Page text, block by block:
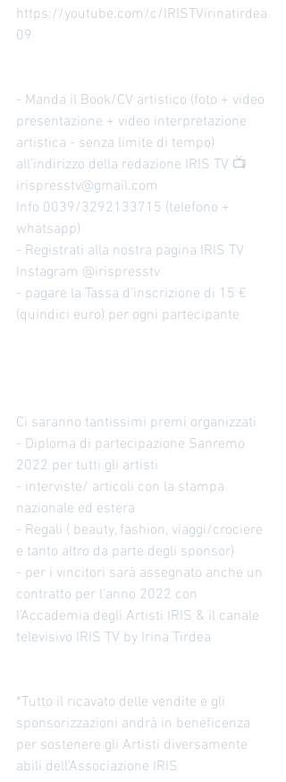
https://youtube.com/c/IRISTVirinatirdea
09
- Manda il Book/CV artistico (foto + video
presentazione + video interpretazione
artistica - senza limite di tempo)
all’indirizzo della redazione IRIS TV 📺
irispresstv@gmail.com
Info 0039/3292133715 (telefono +
whatsapp)
- Registrati alla nostra pagina IRIS TV
Instagram @irispresstv
- pagare la Tassa d’inscrizione di 15 €
(quindici euro) per ogni partecipante
Ci saranno tantissimi premi organizzati
- Diploma di partecipazione Sanremo
2022 per tutti gli artisti
- interviste/ articoli con la stampa
nazionale ed estera
- Regali ( beauty, fashion, viaggi/crociere
e tanto altro da parte degli sponsor)
- per i vincitori sarà assegnato anche un
contratto per l’anno 2022 con
I’Accademia degli Artisti IRIS & il canale
televisivo IRIS TV by Irina Tirdea
*Tutto il ricavato delle vendite e gli
sponsorizzazioni andrà in beneficenza
per sostenere gli Artisti diversamente
abili dell’Associazione IRIS